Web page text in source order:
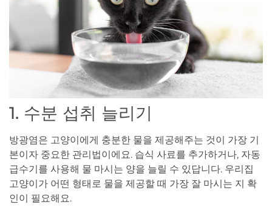
1. 수분 섭취 늘리기
방광염은 고양이에게 충분한 물을 제공해주는 것이 가장 기
본이자 중요한 관리법이에요. 습식 사료를 추가하거나, 자동
급수기를 사용해 물 마시는 양을 늘릴 수 있답니다. 우리집
고양이가 어떤 형태로 물을 제공할 때 가장 잘 마시는 지 확
인이 필요해요.